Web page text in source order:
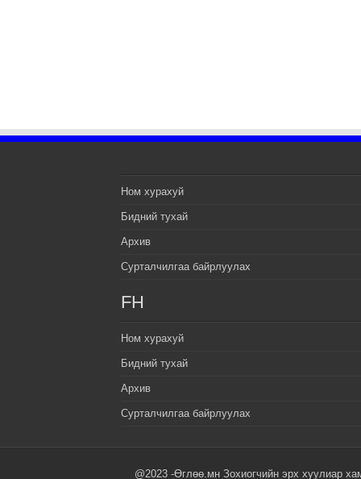
Ном хурахуй
Бидний тухай
Архив
Сурталчилгаа байрлуулах
FH
Ном хурахуй
Бидний тухай
Архив
Сурталчилгаа байрлуулах
@2023 -Өглөө.мн Зохиогчийн эрх хуулиар